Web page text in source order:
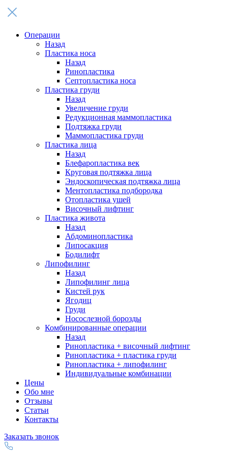
Операции
Назад
Пластика носа
Назад
Ринопластика
Септопластика носа
Пластика груди
Назад
Увеличение груди
Редукционная маммопластика
Подтяжка груди
Маммопластика груди
Пластика лица
Назад
Блефаропластика век
Круговая подтяжка лица
Эндоскопическая подтяжка лица
Ментопластика подбородка
Отопластика ушей
Височный лифтинг
Пластика живота
Назад
Абдоминопластика
Липосакция
Бодилифт
Липофилинг
Назад
Липофилинг лица
Кистей рук
Ягодиц
Груди
Носослезной борозды
Комбинированные операции
Назад
Ринопластика + височный лифтинг
Ринопластика + пластика груди
Ринопластика + липофилинг
Индивидуальные комбинации
Цены
Обо мне
Отзывы
Статьи
Контакты
Заказать звонок